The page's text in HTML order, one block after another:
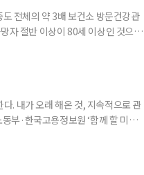
전체의 약 3배 보건소 방문건강관
자 절반 이상이 80세 이상인 것으로
환자 수
. 내가 오래 해온 것, 지속적으로 관
부·한국고용정보원 ‘함께 할 미래